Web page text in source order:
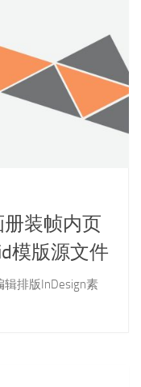
装帧内页
模版源文件
排版InDesign素